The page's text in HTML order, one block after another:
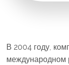
В 2004 году,
международном